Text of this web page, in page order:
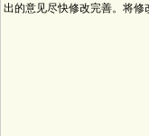
出的意见尽快修改完善。将